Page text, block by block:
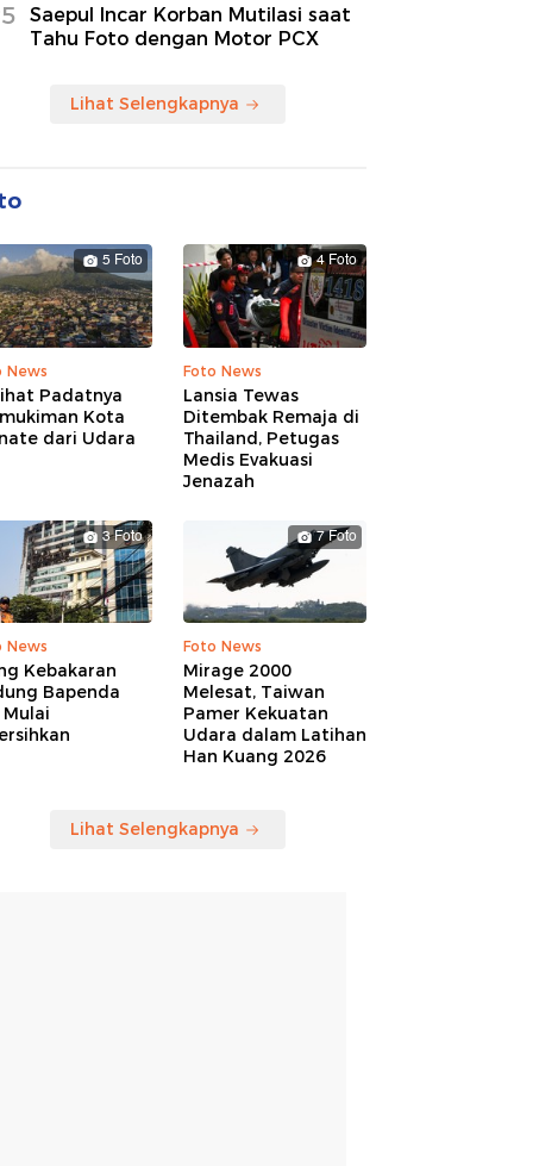
Saepul Incar Korban Mutilasi saat
Tahu Foto dengan Motor PCX
Lihat Selengkapnya
5 Foto
News
Padatnya
Kota
dari Udara
4 Foto
Foto News
Lansia Tewas
Ditembak Remaja di
Thailand, Petugas
Medis Evakuasi
Jenazah
3 Foto
News
Kebakaran
Bapenda
Mulai
7 Foto
Foto News
Mirage 2000
Melesat, Taiwan
Pamer Kekuatan
Udara dalam Latihan
Han Kuang 2026
Lihat Selengkapnya